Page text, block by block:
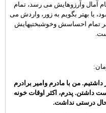
آمال وآرزوهایش می رسد، تمام
یا بهتر بگویم به زور، واردش می
تمام احساسش وخوشبختیهایش
من با مادرم وامیر برادرم
داشتن. پدرم، اکثر اوقات خونه
حال درستی نداشت.